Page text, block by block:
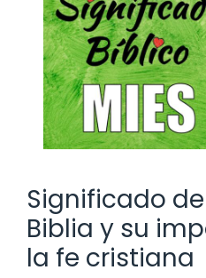
Significado
Biblia y su
la fe cristiana